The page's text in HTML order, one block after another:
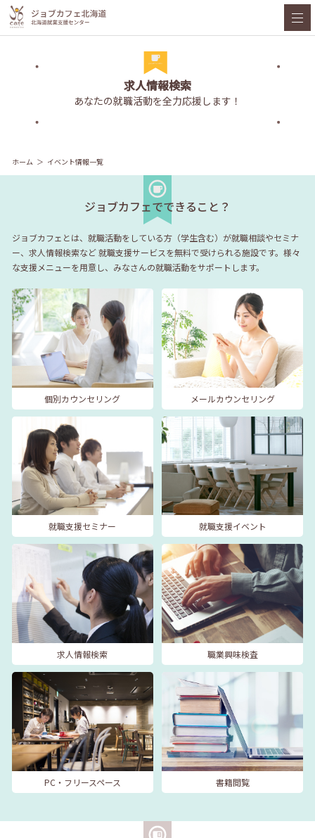
求人情報検索
あなたの就職活動を全力応援します！
ホーム イベント情報一覧
ジョブカフェでできること？
ジョブカフェとは、就職活動をしている方（学生含む）が就職相談やセミナ
ー、求人情報検索など就職支援サービスを無料で受けられる施設です。様々
な支援メニューを用意し、みなさんの就職活動をサポートします。
個別カウンセリング メールカウンセリング
就職支援セミナー 就職支援イベント
求人情報検索 職業興味検査
PC・フリースペース 書籍閲覧